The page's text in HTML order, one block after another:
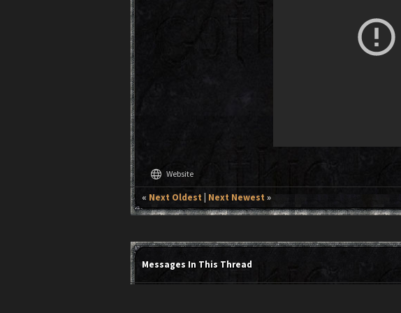
language Website
« Next Oldest Next Newest »
Messages In This Thread